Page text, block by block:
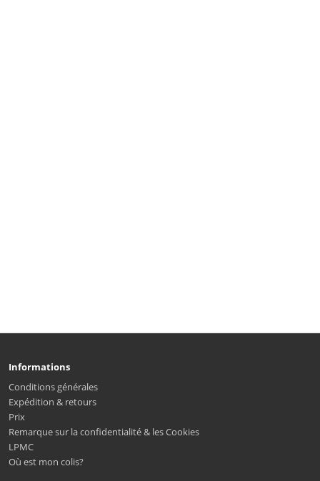
Informations
Conditions générales
Expédition & retours
Prix
Remarque sur la confidentialité & les Cookies
LPMC
Où est mon colis?